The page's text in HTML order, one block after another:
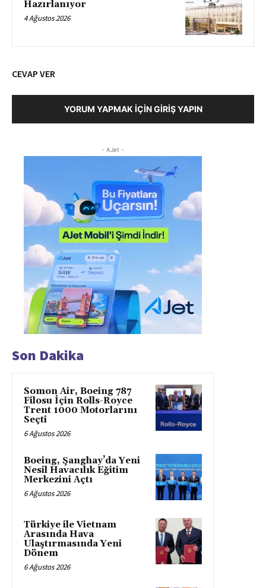
Hazırlanıyor
4 Ağustos 2026
CEVAP VER
YORUM YAPMAK İÇIN GIRIŞ YAPIN
- AJet -
Son Dakika
Somon Air, Boeing 787
Filosu İçin Rolls-Royce
Trent 1000 Motorlarını
Seçti
6 Ağustos 2026
Boeing, Şanghay’da Yeni
Nesil Havacılık Eğitim
Merkezini Açtı
6 Ağustos 2026
Türkiye ile Vietnam
Arasında Hava
Ulaştırmasında Yeni
Dönem
6 Ağustos 2026